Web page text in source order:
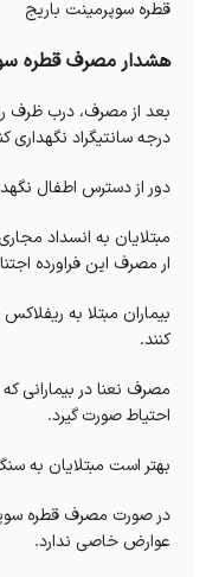
قطره سوپرمینت باریج
هشدار مصرف قطره
درجه سانتیگراد نگهداری
دور از دسترس اطفال
مبتلایان به انسداد
ار مصرف این فراورده
بیماران مبتلا به
کنند.
مصرف نعنا در بیمارانی
احتیاط صورت گیرد.
بهتر است مبتلایان به
در صورت مصرف قطره
عوارض خاصی ندارد.